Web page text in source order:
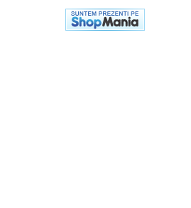
Leagane / Balansoare / Sezlonguri